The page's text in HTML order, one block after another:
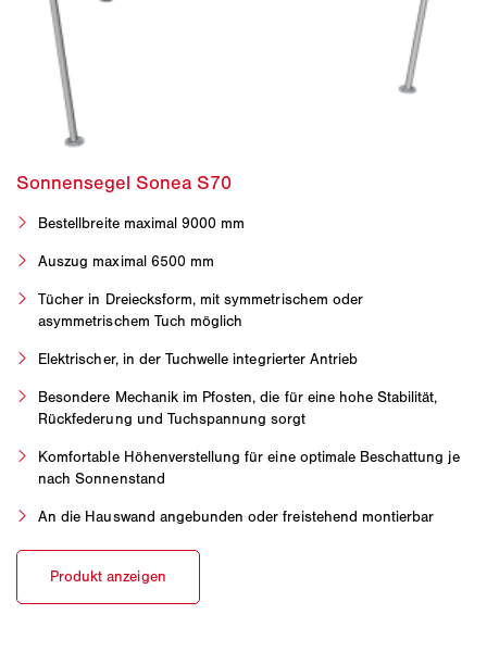
Bestellbreite maximal 9000 mm
Auszug maximal 6500 mm
Tücher in Dreiecksform, mit symmetrischem oder
asymmetrischem Tuch möglich
Elektrischer, in der Tuchwelle integrierter Antrieb
Besondere Mechanik im Pfosten, die für eine hohe Stabilität,
Rückfederung und Tuchspannung sorgt
Komfortable Höhenverstellung für eine optimale Beschattung je
nach Sonnenstand
An die Hauswand angebunden oder freistehend montierbar